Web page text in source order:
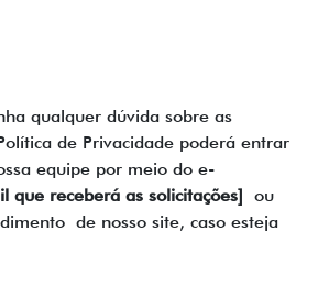
qualquer dúvida sobre as
de Privacidade poderá entrar
equipe por meio do e-
que receberá as solicitações] ou
de nosso site, caso esteja